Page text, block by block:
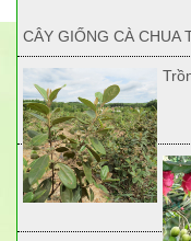
CÂY GIỐNG CÀ CHUA